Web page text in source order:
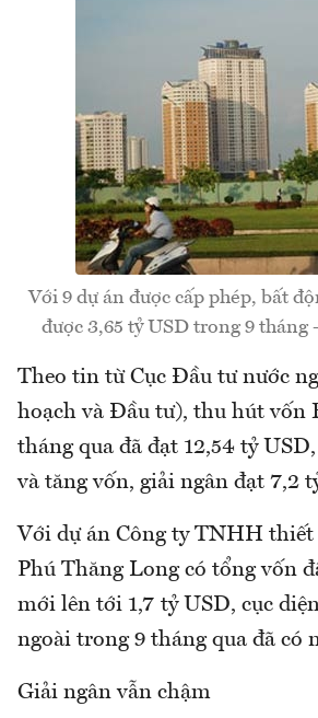
Với 9 dự án được cấp phép, bất
được 3,65 tỷ USD trong 9
Theo tin từ Cục Đầu tư nước
hoạch và Đầu tư), thu hút vốn
tháng qua đã đạt 12,54 tỷ
và tăng vốn, giải ngân đạt 7,2
Với dự án Công ty TNHH thiết
Phú Thăng Long có tổng vốn
mới lên tới 1,7 tỷ USD, cục
ngoài trong 9 tháng qua đã có
Giải ngân vẫn chậm